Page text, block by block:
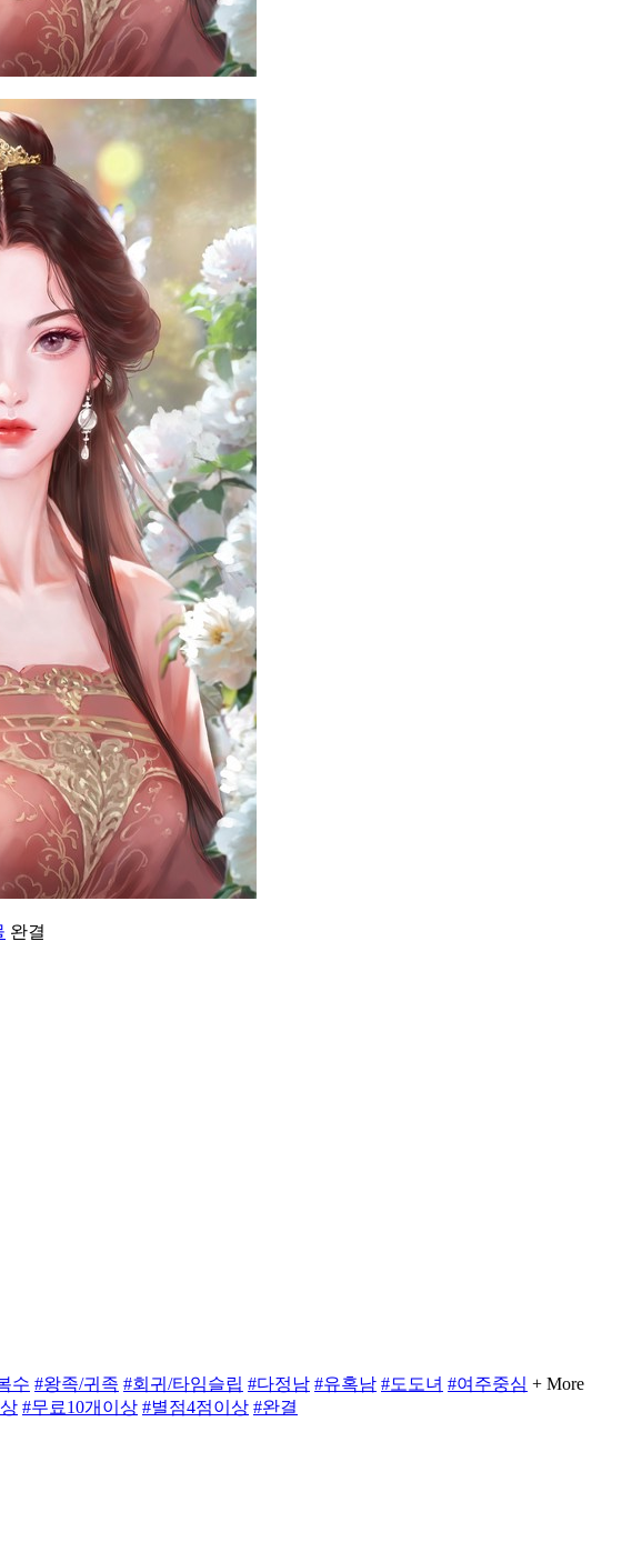
완결
수 #왕족/귀족 #회귀/타임슬립 #다정남 #유혹남 #도도녀 #여주중심 + More
#무료10개이상 #별점4점이상 #완결